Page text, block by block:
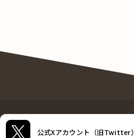
公式Xアカウント（旧Twitter）